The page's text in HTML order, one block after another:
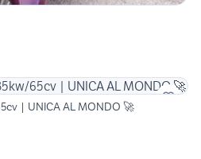
| UNICA AL MONDO 🚀